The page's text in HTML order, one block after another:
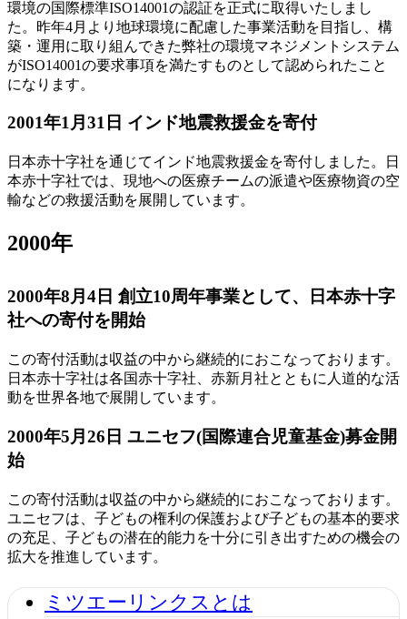
環境の国際標準ISO14001の認証を正式に取得いたしまし
た。昨年4月より地球環境に配慮した事業活動を目指し、構
築・運用に取り組んできた弊社の環境マネジメントシステム
がISO14001の要求事項を満たすものとして認められたこと
になります。
2001年1月31日 インド地震救援金を寄付
日本赤十字社を通じてインド地震救援金を寄付しました。日
本赤十字社では、現地への医療チームの派遣や医療物資の空
輸などの救援活動を展開しています。
2000年
2000年8月4日 創立10周年事業として、日本赤十字
社への寄付を開始
この寄付活動は収益の中から継続的におこなっております。
日本赤十字社は各国赤十字社、赤新月社とともに人道的な活
動を世界各地で展開しています。
2000年5月26日 ユニセフ(国際連合児童基金)募金開
始
この寄付活動は収益の中から継続的におこなっております。
ユニセフは、子どもの権利の保護および子どもの基本的要求
の充足、子どもの潜在的能力を十分に引き出すための機会の
拡大を推進しています。
ミツエーリンクスとは